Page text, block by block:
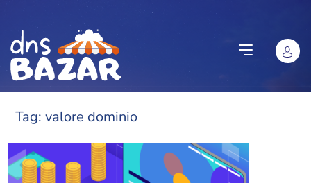
Vai al contenuto
Tag: valore dominio